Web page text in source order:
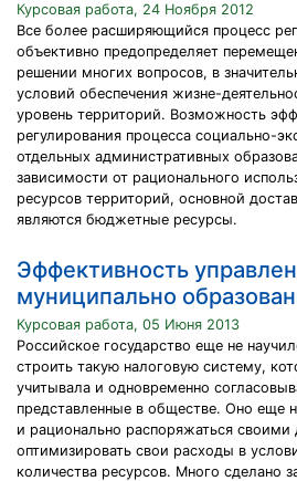
Курсовая работа, 24 Ноября 2012
Все более расширяющийся процесс
объективно предопределяет
решении многих вопросов, в
условий обеспечения жизне-
уровень территорий. Возможность
регулирования процесса социально-
отдельных административных
зависимости от рационального
ресурсов территорий, основной
являются бюджетные ресурсы.
Эффективность
муниципально
Курсовая работа, 05 Июня 2013
Российское государство еще не
строить такую налоговую систему,
учитывала и одновременно
представленные в обществе. Оно еще
и рационально распоряжаться
оптимизировать свои расходы в
количества ресурсов. Много сделано